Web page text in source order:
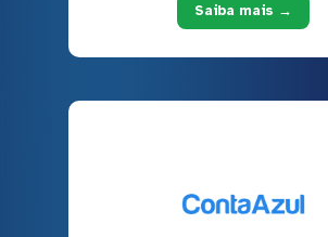
Saiba mais →